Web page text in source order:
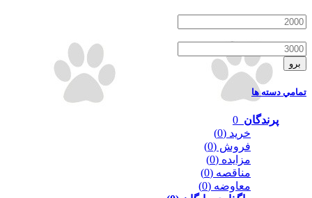
برو
تمامي دسته ها
پرندگان
خريد (0)
فروش (0)
مزايده (0)
مناقصه (0)
معاوضه (0)